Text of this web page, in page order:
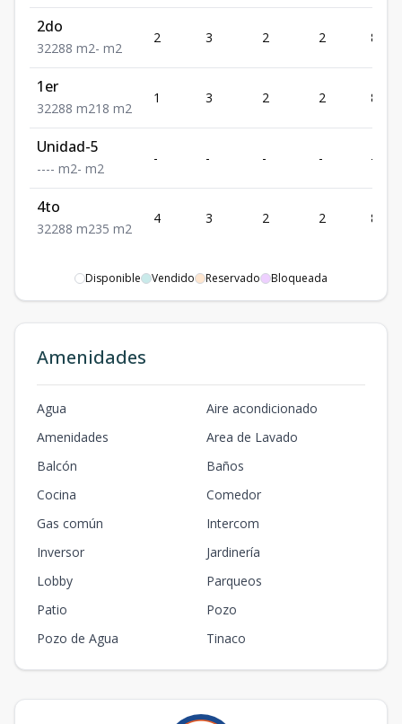
2do
32288 m2- m2
2 3 2 2 88
1er
32288 m218 m2
1 3 2 2 88
Unidad-5
---- m2- m2
- - - - -
4to
32288 m235 m2
4 3 2 2 88
Disponible Vendido Reservado Bloqueada
Amenidades
Agua
Aire acondicionado
Amenidades
Area de Lavado
Balcón
Baños
Cocina
Comedor
Gas común
Intercom
Inversor
Jardinería
Lobby
Parqueos
Patio
Pozo
Pozo de Agua
Tinaco